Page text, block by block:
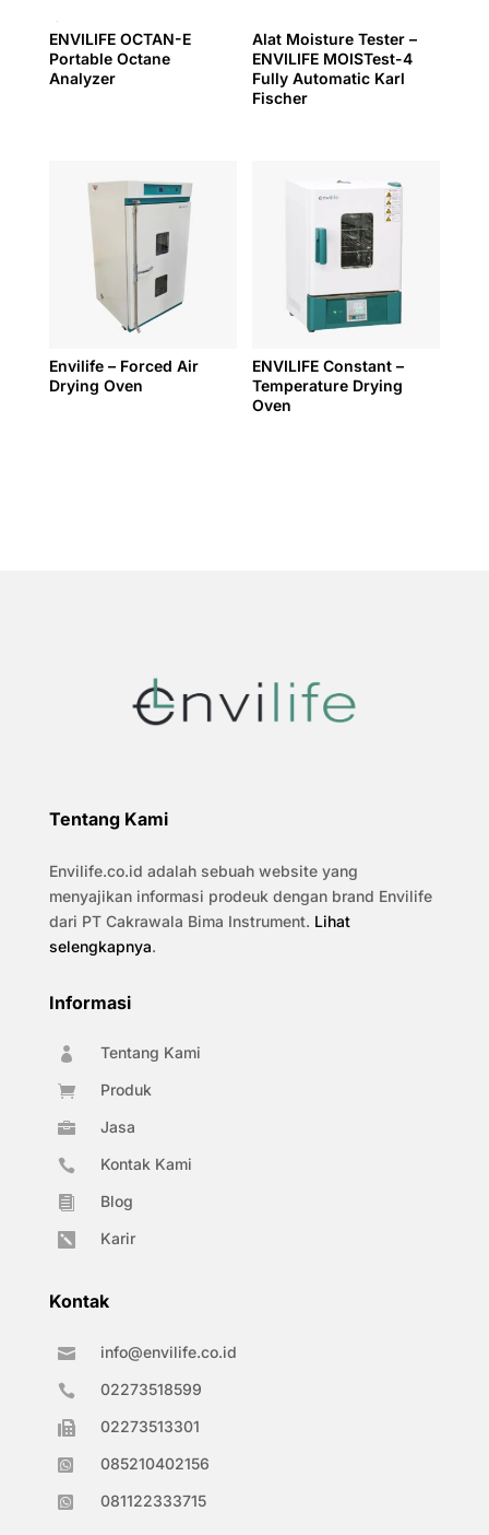
ENVILIFE OCTAN-E
Portable Octane
Analyzer
Alat Moisture Tester –
ENVILIFE MOISTest-4
Fully Automatic Karl
Fischer
Envilife – Forced Air
Drying Oven
ENVILIFE Constant –
Temperature Drying
Oven
Tentang Kami
Envilife.co.id adalah sebuah website yang
menyajikan informasi prodeuk dengan brand Envilife
dari PT Cakrawala Bima Instrument. Lihat
selengkapnya.
Informasi
 Tentang Kami
 Produk
 Jasa
 Kontak Kami
 Blog
 Karir
Kontak
 info@envilife.co.id
 02273518599
 02273513301
 085210402156
 081122333715